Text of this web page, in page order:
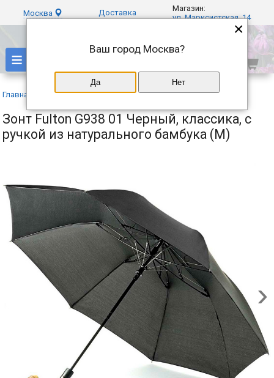
Москва Доставка
Магазин:
ул. Марксистская, 14
≡
Главная Каталог» Fulton»
Зонт Fulton G938 01 Черный, классика, с
ручкой из натурального бамбука (M)
×
Ваш город Москва?
Да Нет